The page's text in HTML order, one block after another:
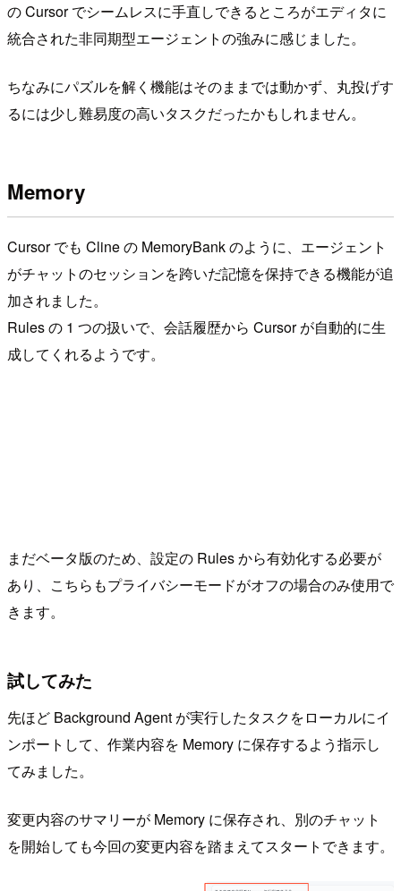
の Cursor でシームレスに手直しできるところがエディタに
統合された非同期型エージェントの強みに感じました。
ちなみにパズルを解く機能はそのままでは動かず、丸投げす
るには少し難易度の高いタスクだったかもしれません。
Memory
Cursor でも Cline の MemoryBank のように、エージェント
がチャットのセッションを跨いだ記憶を保持できる機能が追
加されました。
Rules の 1 つの扱いで、会話履歴から Cursor が自動的に生
成してくれるようです。
まだベータ版のため、設定の Rules から有効化する必要が
あり、こちらもプライバシーモードがオフの場合のみ使用で
きます。
試してみた
先ほど Background Agent が実行したタスクをローカルにイ
ンポートして、作業内容を Memory に保存するよう指示し
てみました。
変更内容のサマリーが Memory に保存され、別のチャット
を開始しても今回の変更内容を踏まえてスタートできます。